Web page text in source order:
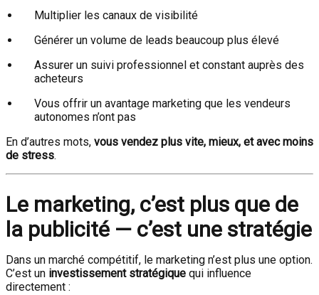
Multiplier les canaux de visibilité
Générer un volume de leads beaucoup plus élevé
Assurer un suivi professionnel et constant auprès des
acheteurs
Vous offrir un avantage marketing que les vendeurs
autonomes n’ont pas
En d’autres mots, vous vendez plus vite, mieux, et avec moins
de stress.
Le marketing, c’est plus que de
la publicité — c’est une stratégie
Dans un marché compétitif, le marketing n’est plus une option.
C’est un investissement stratégique qui influence
directement :